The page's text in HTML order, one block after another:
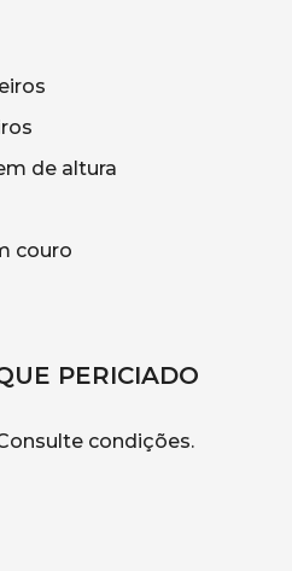
de altura
couro
PERICIADO
condições.